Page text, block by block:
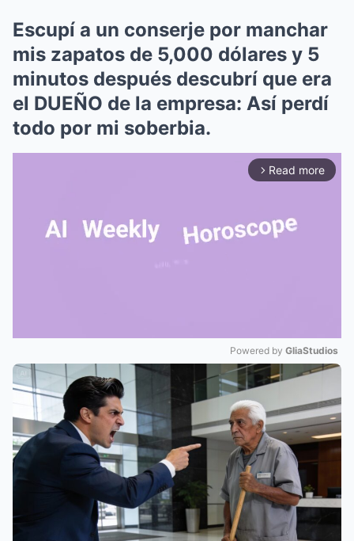
Escupí a un conserje por manchar
mis zapatos de 5,000 dólares y 5
minutos después descubrí que era
el DUEÑO de la empresa: Así perdí
todo por mi soberbia.
arrow_forward_ios Read more
Mute
Powered by GliaStudios